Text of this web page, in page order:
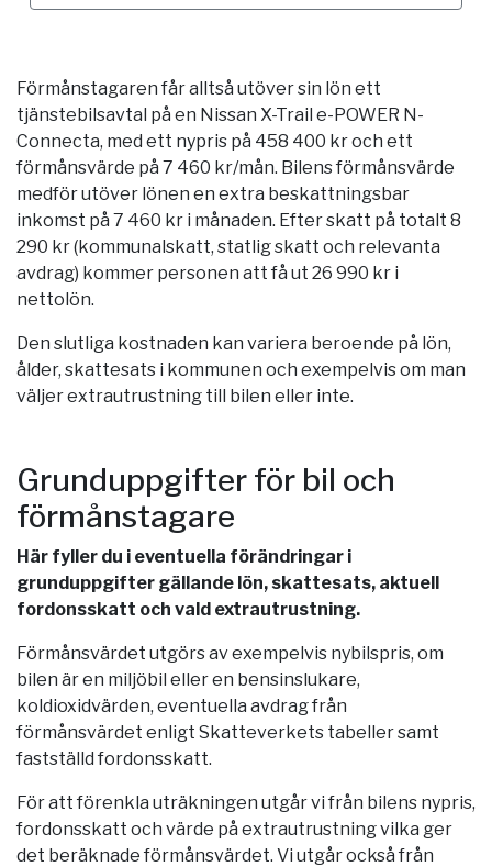
Förmånstagaren får alltså utöver sin lön ett
tjänstebilsavtal på en Nissan X-Trail e-POWER N-
Connecta, med ett nypris på 458 400 kr och ett
förmånsvärde på 7 460 kr/mån. Bilens förmånsvärde
medför utöver lönen en extra beskattningsbar
inkomst på 7 460 kr i månaden. Efter skatt på totalt 8
290 kr (kommunalskatt, statlig skatt och relevanta
avdrag) kommer personen att få ut 26 990 kr i
nettolön.
Den slutliga kostnaden kan variera beroende på lön,
ålder, skattesats i kommunen och exempelvis om man
väljer extrautrustning till bilen eller inte.
Grunduppgifter för bil och
förmånstagare
Här fyller du i eventuella förändringar i
grunduppgifter gällande lön, skattesats, aktuell
fordonsskatt och vald extrautrustning.
Förmånsvärdet utgörs av exempelvis nybilspris, om
bilen är en miljöbil eller en bensinslukare,
koldioxidvärden, eventuella avdrag från
förmånsvärdet enligt Skatteverkets tabeller samt
fastställd fordonsskatt.
För att förenkla uträkningen utgår vi från bilens nypris,
fordonsskatt och värde på extrautrustning vilka ger
det beräknade förmånsvärdet. Vi utgår också från